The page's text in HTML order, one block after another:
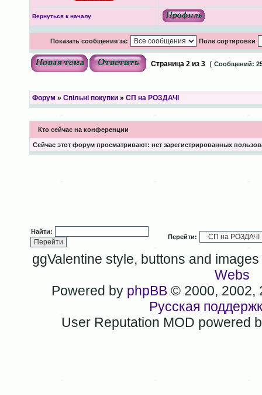
Вернуться к началу
Показать сообщения за: Поле сортировки
Страница 2из 3 [ Сообщений:
Форум » Спільні покупки» СП на РОЗДАЧІ
Кто сейчас на конференции
Сейчас этот форум просматривают: нет зарегистрированных
Найти:
Перейти:
ggValentine style, buttons and
Webs
Powered by phpBB © 2000, 2002,
Русская
User Reputation MOD powered